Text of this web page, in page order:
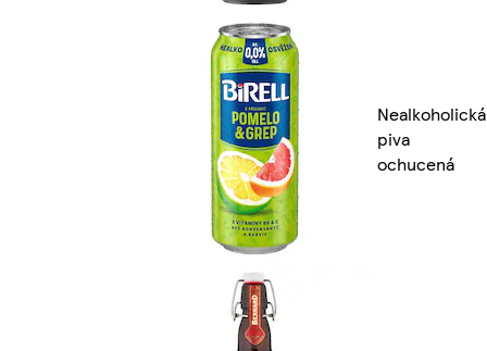
Nealkoholická
piva
ochucená